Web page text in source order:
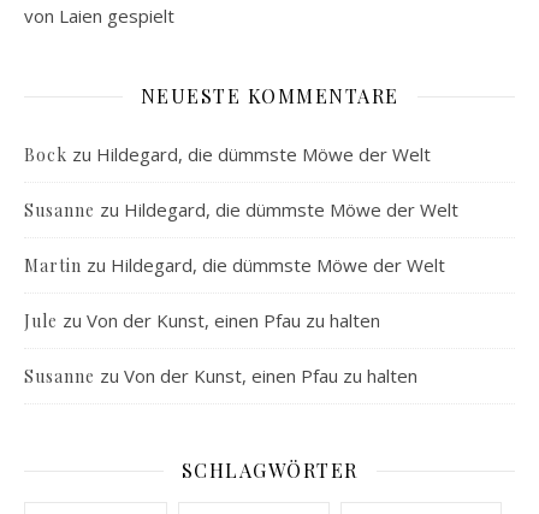
von Laien gespielt
NEUESTE KOMMENTARE
Bock zu Hildegard, die dümmste Möwe der Welt
Susanne zu Hildegard, die dümmste Möwe der Welt
Martin zu Hildegard, die dümmste Möwe der Welt
Jule zu Von der Kunst, einen Pfau zu halten
Susanne zu Von der Kunst, einen Pfau zu halten
SCHLAGWÖRTER